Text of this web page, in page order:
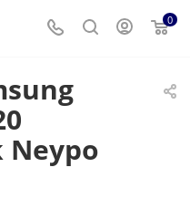
0
Neypo